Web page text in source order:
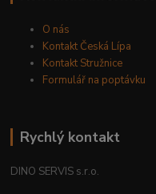
O nás
Kontakt Česká Lípa
Kontakt Stružnice
Formulář na poptávku
Rychlý kontakt
DINO SERVIS s.r.o.